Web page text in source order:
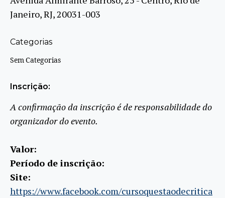
Janeiro, RJ, 20031-003
Categorias
Sem Categorias
Inscrição:
A confirmação da inscrição é de responsabilidade do
organizador do evento.
Valor:
Período de inscrição:
Site:
https://www.facebook.com/cursoquestaodecritica